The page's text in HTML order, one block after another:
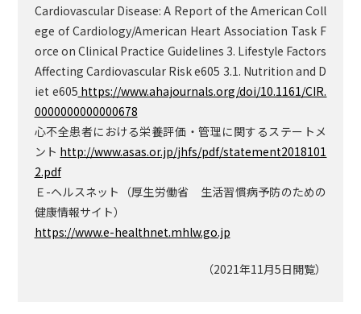
Cardiovascular Disease: A Report of the American Coll
ege of Cardiology/American Heart Association Task F
orce on Clinical Practice Guidelines 3. Lifestyle Factors
Affecting Cardiovascular Risk e605 3.1. Nutrition and D
iet e605 https://www.ahajournals.org/doi/10.1161/CIR.
0000000000000678
心不全患者における栄養評価・管理に関するステートメ
ント http://www.asas.or.jp/jhfs/pdf/statement2018101
2.pdf
Ｅ-ヘルスネット（厚生労働省 生活習慣病予防のための
健康情報サイト）
https://www.e-healthnet.mhlw.go.jp
（2021年11月5日閲覧）